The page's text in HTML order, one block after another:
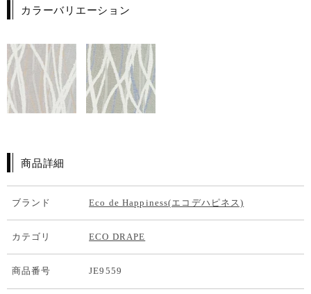
カラーバリエーション
商品詳細
ブランド Eco de Happiness(エコデハピネス)
カテゴリ ECO DRAPE
商品番号 JE9559